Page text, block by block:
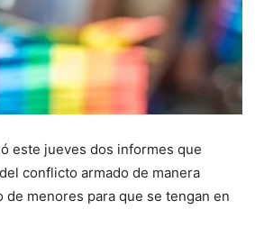
este jueves dos informes que
conflicto armado de manera
menores para que se tengan en